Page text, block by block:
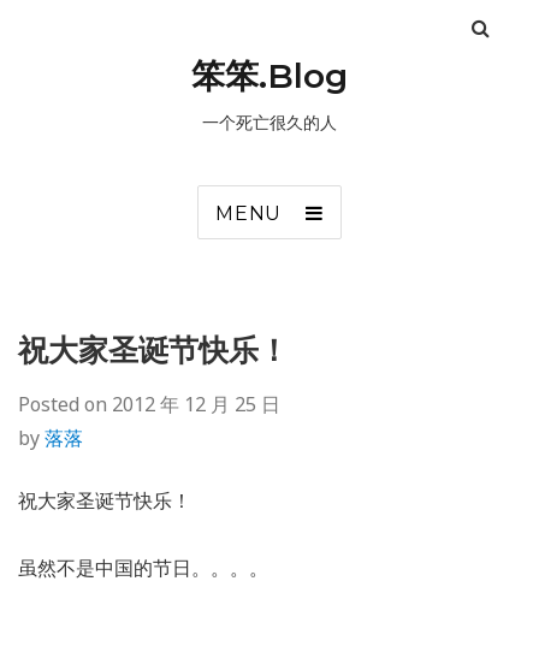
笨笨.Blog
一个死亡很久的人
MENU
祝大家圣诞节快乐！
Posted on 2012 年 12 月 25 日
by落落
祝大家圣诞节快乐！
虽然不是中国的节日。。。。